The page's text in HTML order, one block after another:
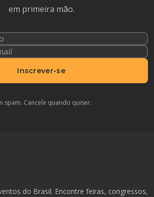
em primeira mão.
Inscrever-se
spam. Cancele quando quiser.
do Brasil. Encontre feiras, congressos,